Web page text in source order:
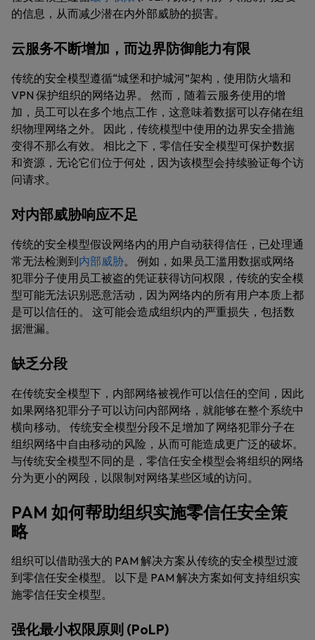
的信息，从而减少潜在内外部威胁的损害。
云服务不断增加，而边界防御能力有限
传统的安全模型遵循“城堡和护城河”架构，使用防火墙和
VPN 保护组织的网络边界。 然而，随着云服务使用的增
加，员工可以在多个地点工作，这意味着数据可以存储在组
织物理网络之外。 因此，传统模型中使用的边界安全措施
变得不那么有效。 相比之下，零信任安全模型可保护数据
和资源，无论它们位于何处，因为该模型会持续验证每个访
问请求。
对内部威胁响应不足
传统的安全模型假设网络内的用户自动获得信任，已处理通
常无法检测到内部威胁。 例如，如果员工滥用数据或网络
犯罪分子使用员工被盗的凭证获得访问权限，传统的安全模
型可能无法识别恶意活动，因为网络内的所有用户本质上都
是可以信任的。 这可能会造成组织内的严重损失，包括数
据泄漏。
缺乏分段
在传统安全模型下，内部网络被视作可以信任的空间，因此
如果网络犯罪分子可以访问内部网络，就能够在整个系统中
横向移动。 传统安全模型分段不足增加了网络犯罪分子在
组织网络中自由移动的风险，从而可能造成更广泛的破坏。
与传统安全模型不同的是，零信任安全模型会将组织的网络
分为更小的网段，以限制对网络某些区域的访问。
PAM 如何帮助组织实施零信任安全策
略
组织可以借助强大的 PAM 解决方案从传统的安全模型过渡
到零信任安全模型。 以下是 PAM 解决方案如何支持组织实
施零信任安全模型。
强化最小权限原则 (PoLP)